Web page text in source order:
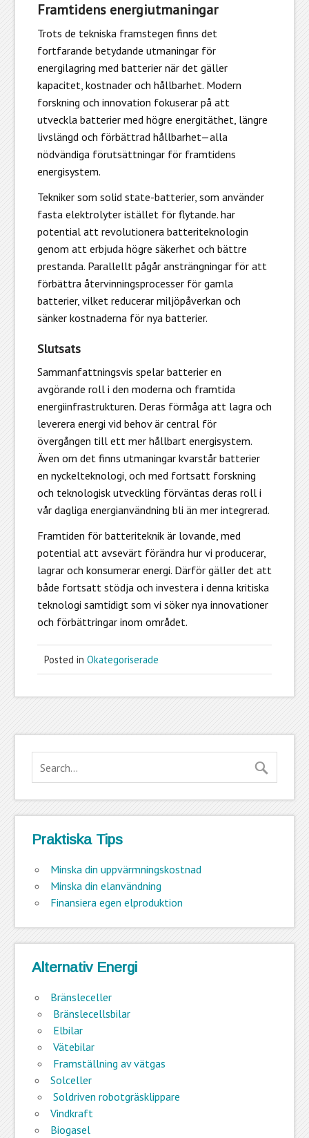
Framtidens energiutmaningar
Trots de tekniska framstegen finns det
fortfarande betydande utmaningar för
energilagring med batterier när det gäller
kapacitet, kostnader och hållbarhet. Modern
forskning och innovation fokuserar på att
utveckla batterier med högre energitäthet, längre
livslängd och förbättrad hållbarhet—alla
nödvändiga förutsättningar för framtidens
energisystem.
Tekniker som solid state-batterier, som använder
fasta elektrolyter istället för flytande. har
potential att revolutionera batteriteknologin
genom att erbjuda högre säkerhet och bättre
prestanda. Parallellt pågår ansträngningar för att
förbättra återvinningsprocesser för gamla
batterier, vilket reducerar miljöpåverkan och
sänker kostnaderna för nya batterier.
Slutsats
Sammanfattningsvis spelar batterier en
avgörande roll i den moderna och framtida
energiinfrastrukturen. Deras förmåga att lagra och
leverera energi vid behov är central för
övergången till ett mer hållbart energisystem.
Även om det finns utmaningar kvarstår batterier
en nyckelteknologi, och med fortsatt forskning
och teknologisk utveckling förväntas deras roll i
vår dagliga energianvändning bli än mer integrerad.
Framtiden för batteriteknik är lovande, med
potential att avsevärt förändra hur vi producerar,
lagrar och konsumerar energi. Därför gäller det att
både fortsatt stödja och investera i denna kritiska
teknologi samtidigt som vi söker nya innovationer
och förbättringar inom området.
Posted in Okategoriserade
Praktiska Tips
Minska din uppvärmningskostnad
Minska din elanvändning
Finansiera egen elproduktion
Alternativ Energi
Bränsleceller
Bränslecellsbilar
Elbilar
Vätebilar
Framställning av vätgas
Solceller
Soldriven robotgräsklippare
Vindkraft
Biogasel